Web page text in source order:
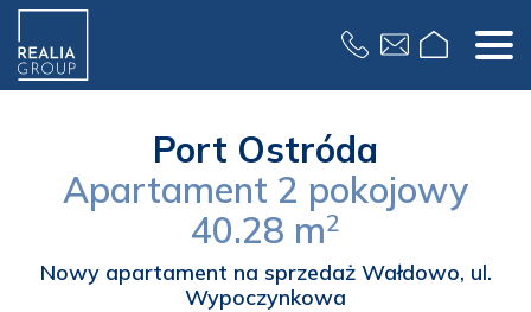
Port Ostróda
Apartament 2 pokojowy
40.28 m2
Nowy apartament na sprzedaż Wałdowo, ul.
Wypoczynkowa